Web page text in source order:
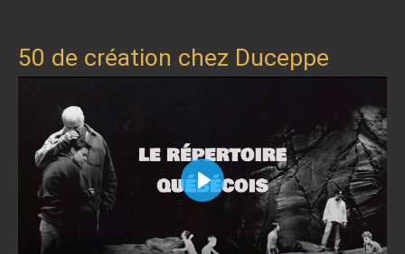
50 de création chez Duceppe
Play